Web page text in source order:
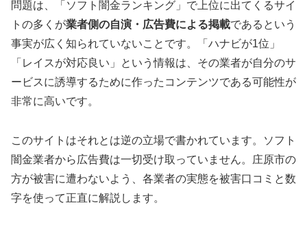
問題は、「ソフト闇金ランキング」で上位に出てくるサイ
トの多くが業者側の自演・広告費による掲載であるという
事実が広く知られていないことです。「ハナビが1位」
「レイスが対応良い」という情報は、その業者が自分のサ
ービスに誘導するために作ったコンテンツである可能性が
非常に高いです。
このサイトはそれとは逆の立場で書かれています。ソフト
闇金業者から広告費は一切受け取っていません。庄原市の
方が被害に遭わないよう、各業者の実態を被害口コミと数
字を使って正直に解説します。